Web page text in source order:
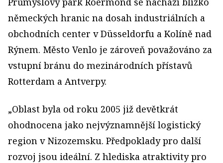
německých hranic na dosah industriálních a
obchodních center v Düsseldorfu a Kolíně nad
Rýnem. Město Venlo je zároveň považováno za
vstupní bránu do mezinárodních přístavů
Rotterdam a Antverpy.
„Oblast byla od roku 2005 již devětkrát
ohodnocena jako nejvýznamnější logistický
region v Nizozemsku. Předpoklady pro další
rozvoj jsou ideální. Z hlediska atraktivity pro